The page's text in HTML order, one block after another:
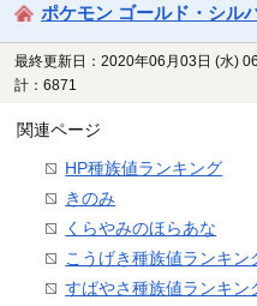
ポケモン ゴールド・シル
最終更新日：2020年06月03日 (水)
計：6871
関連ページ
HP種族値ランキング
きのみ
くらやみのほらあな
こうげき種族値ランキン
すばやさ種族値ランキン